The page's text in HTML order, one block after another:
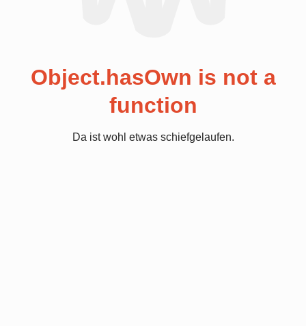
Object.hasOwn is not a
function
Da ist wohl etwas schiefgelaufen.